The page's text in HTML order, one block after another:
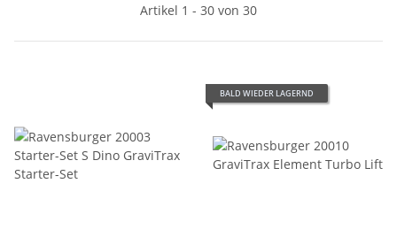
Artikel 1 - 30 von 30
BALD WIEDER LAGERND